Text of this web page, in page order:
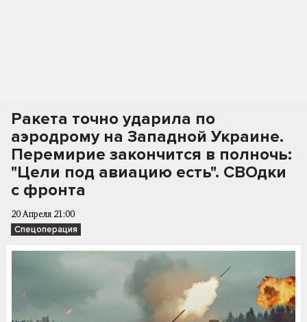
Ракета точно ударила по
аэродрому на Западной Украине.
Перемирие закончится в полночь:
"Цели под авиацию есть". СВОдки
с фронта
20 Апреля 21:00
Спецоперация